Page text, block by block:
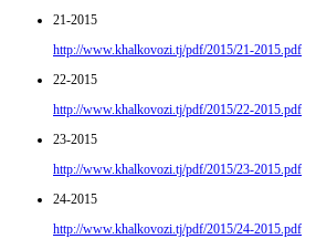
21-2015
http://www.khalkovozi.tj/pdf/2015/21-2015.pdf
22-2015
http://www.khalkovozi.tj/pdf/2015/22-2015.pdf
23-2015
http://www.khalkovozi.tj/pdf/2015/23-2015.pdf
24-2015
http://www.khalkovozi.tj/pdf/2015/24-2015.pdf